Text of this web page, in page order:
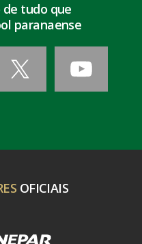
tudo que
paranaense
OFICIAIS